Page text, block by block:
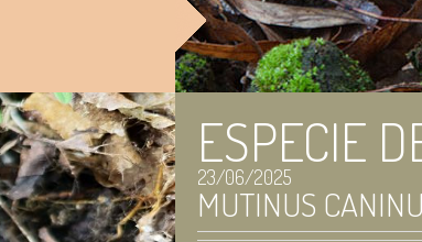
ESPECIE
23/06/2025
MUTINUS